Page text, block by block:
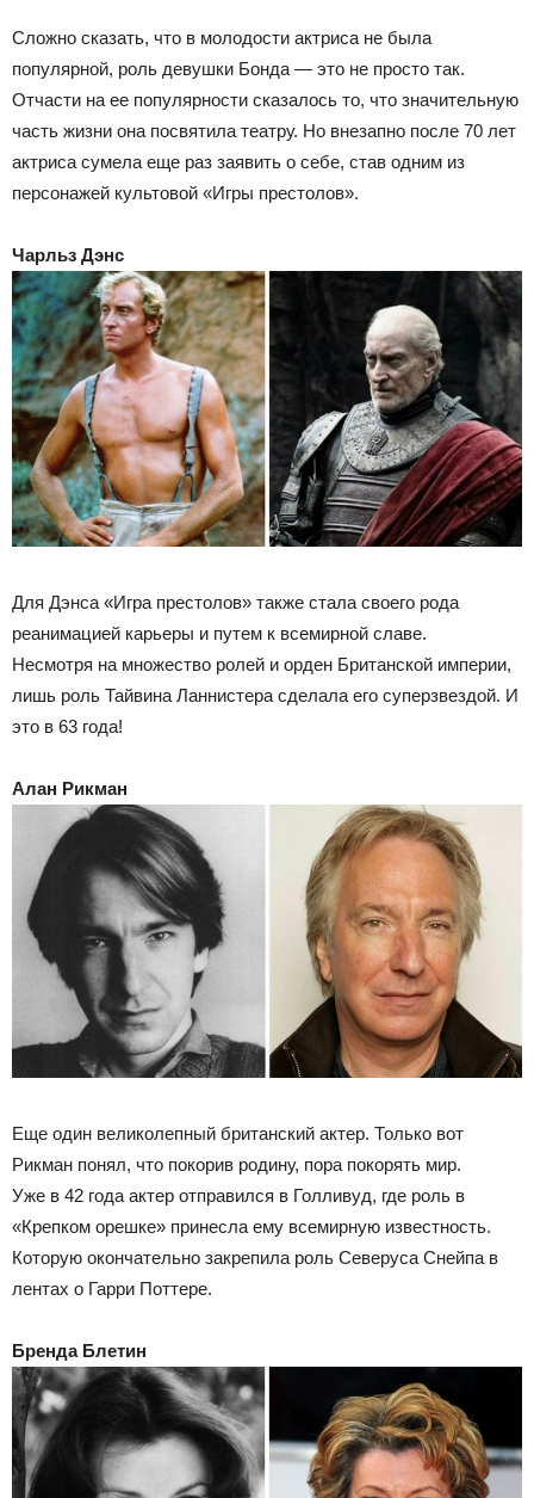
Сложно сказать, что в молодости актриса не была
популярной, роль девушки Бонда — это не просто так.
Отчасти на ее популярности сказалось то, что значительную
часть жизни она посвятила театру. Но внезапно после 70 лет
актриса сумела еще раз заявить о себе, став одним из
персонажей культовой «Игры престолов».
Чарльз Дэнс
Для Дэнса «Игра престолов» также стала своего рода
реанимацией карьеры и путем к всемирной славе.
Несмотря на множество ролей и орден Британской империи,
лишь роль Тайвина Ланнистера сделала его суперзвездой. И
это в 63 года!
Алан Рикман
Еще один великолепный британский актер. Только вот
Рикман понял, что покорив родину, пора покорять мир.
Уже в 42 года актер отправился в Голливуд, где роль в
«Крепком орешке» принесла ему всемирную известность.
Которую окончательно закрепила роль Северуса Снейпа в
лентах о Гарри Поттере.
Бренда Блетин